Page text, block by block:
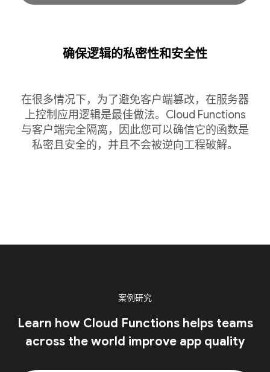
确保逻辑的私密性和安全性
在很多情况下，为了避免客户端篡改，在服务器
上控制应用逻辑是最佳做法。Cloud Functions
与客户端完全隔离，因此您可以确信它的函数是
私密且安全的，并且不会被逆向工程破解。
案例研究
Learn how Cloud Functions helps teams
across the world improve app quality